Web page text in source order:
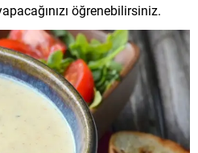
öğrenebilirsiniz.